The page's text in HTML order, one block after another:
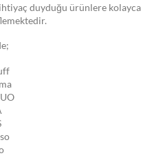
duyduğu ürünlere kolayca